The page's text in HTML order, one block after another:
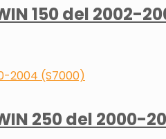
150 del 2002-
250 del 2000-